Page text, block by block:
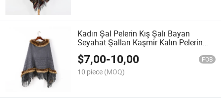
Kadın Şal Pelerin Kış Şalı Bayan
Seyahat Şalları Kaşmir Kalın Pelerin
Kürk Pelerin
$7,00-10,00 FOB
10 piece (MOQ)